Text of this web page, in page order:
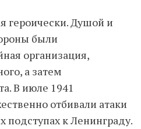
героически. Душой и
были
организация,
а затем
В июле 1941
отбивали атаки
подступах к Ленинграду.